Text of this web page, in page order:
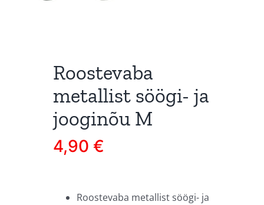
Roostevaba
metallist söögi- ja
jooginõu M
4,90 €
Roostevaba metallist söögi- ja